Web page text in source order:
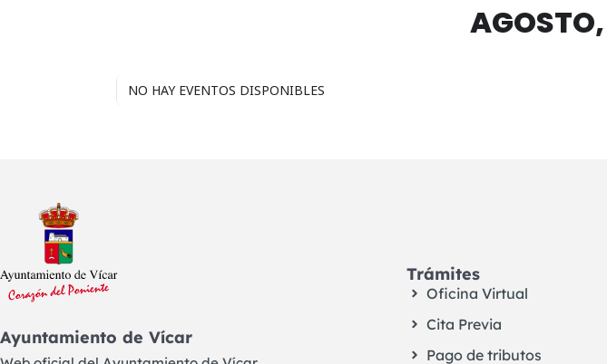
NO HAY EVENTOS DISPONIBLES
Ayuntamiento de Vícar
Trámites
Oficina Virtual
Cita Previa
Pago de tributos